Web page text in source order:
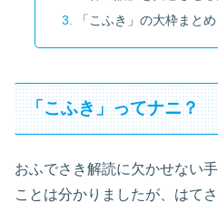
「こふき」の大枠まとめ
「こふき」ってナニ？
おふでさき解読に欠かせない
ことは分かりましたが、はて